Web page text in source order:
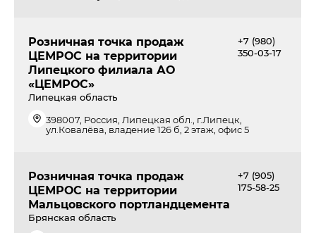
Розничная точка продаж
ЦЕМРОС на территории
Липецкого филиала АО
«ЦЕМРОС»
Липецкая область
+7 (980)
350-03-17
398007, Россия, Липецкая обл., г.Липецк,
ул.Ковалёва, владение 126 б, 2 этаж, офис 5
Розничная точка продаж
ЦЕМРОС на территории
Мальцовского портландцемента
Брянская область
+7 (905)
175-58-25